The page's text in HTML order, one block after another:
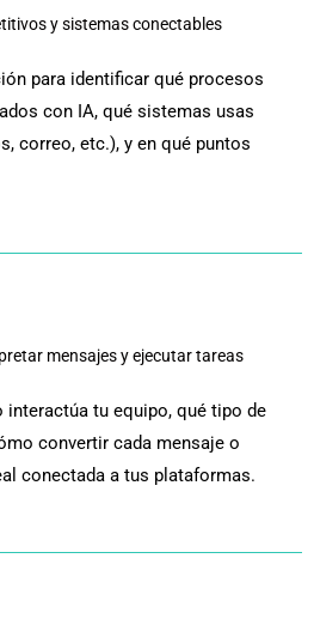
y sistemas conectables
para identificar qué procesos
con IA, qué sistemas usas
correo, etc.), y en qué puntos
mensajes y ejecutar tareas
interactúa tu equipo, qué tipo de
convertir cada mensaje o
conectada a tus plataformas.